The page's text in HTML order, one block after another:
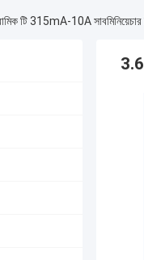
টি 315mA-10A সাবমিনিয়েচার